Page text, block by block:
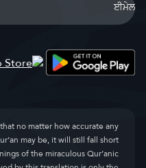
no matter how accurate any
may be, it will still fall short
of the miraculous Qur’anic